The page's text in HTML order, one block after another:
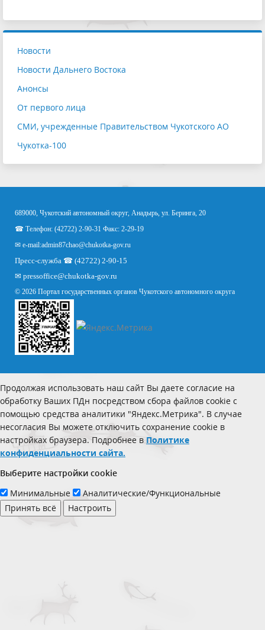
Новости
Новости Дальнего Востока
Анонсы
От первого лица
СМИ, учрежденные Правительством Чукотского АО
Чукотка-100
689000, Чукотский автономный округ, Анадырь, ул. Беринга, 20
☎ Телефон: (42722) 2-90-31 Факс: 2-29-19
✉ e-mail:admin87chao@chukotka-gov.ru
Пресс-служба ☎ (42722) 2-90-15
✉ pressoffice@chukotka-gov.ru
© 2026 Портал государственных органов Чукотского автономного округа
Продолжая использовать наш сайт Вы даете согласие на
обработку Ваших ПДн посредством сбора файлов cookie с
помощью средства аналитики "Яндекс.Метрика". В случае
несогласия Вы можете отключить сохранение cookie в
настройках браузера. Подробнее в Политике
конфиденциальности сайта.
Выберите настройки cookie
Минимальные
Аналитические/Функциональные
Принять всё
Настроить